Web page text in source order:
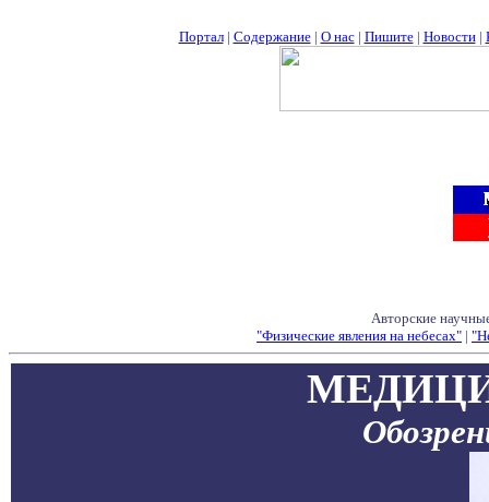
Портал| Содержание| О нас| Пишите| Новости|
Авторские
"Физические явления на небесах" |